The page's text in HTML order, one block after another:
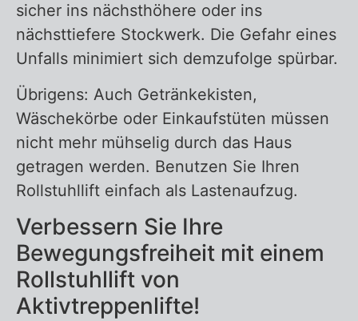
sicher ins nächsthöhere oder ins
nächsttiefere Stockwerk. Die Gefahr eines
Unfalls minimiert sich demzufolge spürbar.
Übrigens: Auch Getränkekisten,
Wäschekörbe oder Einkaufstüten müssen
nicht mehr mühselig durch das Haus
getragen werden. Benutzen Sie Ihren
Rollstuhllift einfach als Lastenaufzug.
Verbessern Sie Ihre
Bewegungsfreiheit mit einem
Rollstuhllift von
Aktivtreppenlifte!